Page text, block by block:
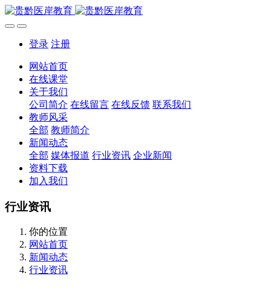
登录 注册
网站首页
在线课堂
关于我们
公司简介 在线留言 在线反馈 联系我们
教师风采
全部 教师简介
新闻动态
全部 媒体报道 行业资讯 企业新闻
资料下载
加入我们
行业资讯
你的位置
网站首页
新闻动态
行业资讯